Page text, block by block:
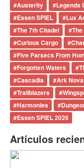
#Austerity #Legends
#Essen SPIEL #Lux
#The 7th Citadel #
#Curious Cargo #
#Five Parsecs From
#Forgotten Waters #
#Cascadia #Ark Nova
#Trailblazers #
#Harmonies #
#Essen SPIEL 2026
Artículos